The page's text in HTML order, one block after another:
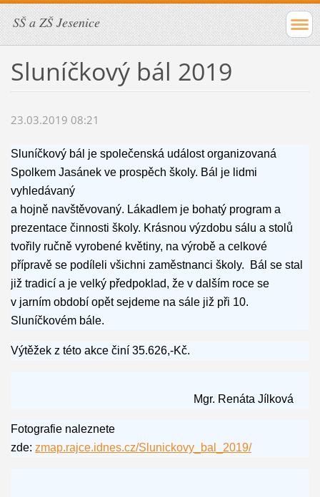
SŠ a ZŠ Jesenice
Sluníčkový bál 2019
23.03.2019 08:21
Sluníčkový bál je společenská událost organizovaná
Spolkem Jasánek ve prospěch školy. Bál je lidmi
vyhledávaný
a hojně navštěvovaný. Lákadlem je bohatý program a
prezentace činnosti školy. Krásnou výzdobu sálu a stolů
tvořily ručně vyrobené květiny, na výrobě a celkové
přípravě se podíleli všichni zaměstnanci školy. Bál se stal
již tradicí a je velký předpoklad, že v dalším roce se
v jarním období opět sejdeme na sále již při 10.
Sluníčkovém bále.
Výtěžek z této akce činí 35.626,-Kč.
Mgr. Renáta Jílková
Fotografie naleznete
zde: zmap.rajce.idnes.cz/Slunickovy_bal_2019/